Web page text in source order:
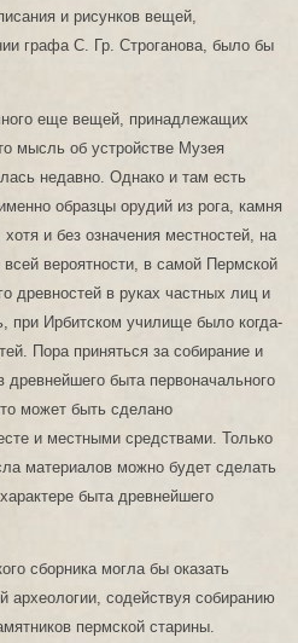
и рисунков вещей,
графа С. Гр. Строганова, было бы
еще вещей, принадлежащих
мысль об устройстве Музея
недавно. Однако и там есть
образцы орудий из рога, камня
и без означения местностей, на
вероятности, в самой Пермской
древностей в руках частных лиц и
при Ирбитском училище было когда-
Пора приняться за собирание и
древнейшего быта первоначального
может быть сделано
и местными средствами. Только
материалов можно будет сделать
быта древнейшего
сборника могла бы оказать
содействуя собиранию
пермской старины.